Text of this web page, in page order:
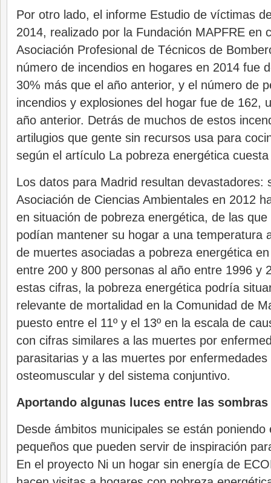
Por otro lado, el informe Estudio de víctimas
2014, realizado por la Fundación MAPFRE en
Asociación Profesional de Técnicos de
número de incendios en hogares en 2014 fue
30% más que el año anterior, y el número de
incendios y explosiones del hogar fue de 162,
año anterior. Detrás de muchos de estos
artilugios que gente sin recursos usa para
según el artículo La pobreza energética
Los datos para Madrid resultan devastadores:
Asociación de Ciencias Ambientales en 2012
en situación de pobreza energética, de las
podían mantener su hogar a una temperatura
de muertes asociadas a pobreza energética
entre 200 y 800 personas al año entre 1996 y
estas cifras, la pobreza energética podría
relevante de mortalidad en la Comunidad de
puesto entre el 11º y el 13º en la escala de
con cifras similares a las muertes por
parasitarias y a las muertes por enfermedades
osteomuscular y del sistema conjuntivo.
Aportando algunas luces entre las sombras
Desde ámbitos municipales se están
pequeños que pueden servir de inspiración
En el proyecto Ni un hogar sin energía de